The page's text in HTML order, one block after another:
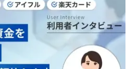
るものではなく、当編集部の調査／ユーザー
平性を担保した情報提供を行っています。